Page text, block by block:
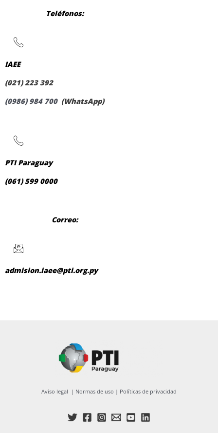
Teléfonos:
IAEE
(021) 223 392
(0986) 984 700 (WhatsApp)
PTI Paraguay
(061) 599 0000
Correo:
admision.iaee@pti.org.py
Aviso legal | Normas de uso | Políticas de privacidad